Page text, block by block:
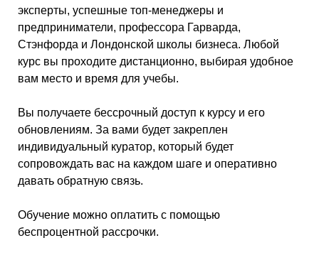
эксперты, успешные топ-менеджеры и
предприниматели, профессора Гарварда,
Стэнфорда и Лондонской школы бизнеса. Любой
курс вы проходите дистанционно, выбирая удобное
вам место и время для учебы.
Вы получаете бессрочный доступ к курсу и его
обновлениям. За вами будет закреплен
индивидуальный куратор, который будет
сопровождать вас на каждом шаге и оперативно
давать обратную связь.
Обучение можно оплатить с помощью
беспроцентной рассрочки.